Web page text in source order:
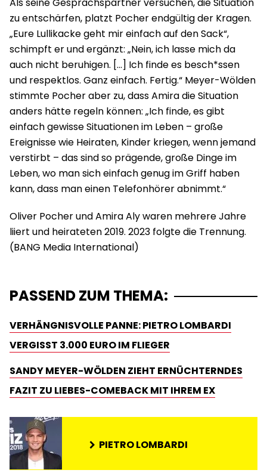
zu entschärfen, platzt Pocher endgültig der Kragen.
„Eure Lullikacke geht mir einfach auf den Sack“,
schimpft er und ergänzt: „Nein, ich lasse mich da
auch nicht beruhigen. […] Ich finde es besch*ssen
und respektlos. Ganz einfach. Fertig.“ Meyer-Wölden
stimmte Pocher aber zu, dass Amira die Situation
anders hätte regeln können: „Ich finde, es gibt
einfach gewisse Situationen im Leben – große
Ereignisse wie Heiraten, Kinder kriegen, wenn jemand
verstirbt – das sind so prägende, große Dinge im
Leben, wo man sich einfach genug im Griff haben
kann, dass man einen Telefonhörer abnimmt.“
Oliver Pocher und Amira Aly waren mehrere Jahre
liiert und heirateten 2019. 2023 folgte die Trennung.
PASSEND ZUM THEMA:
VERHÄNGNISVOLLE PANNE: PIETRO LOMBARDI
VERGISST 3.000 EURO IM FLIEGER
SANDY MEYER-WÖLDEN ZIEHT ERNÜCHTERNDES
FAZIT ZU LIEBES-COMEBACK MIT IHREM EX
PIETRO LOMBARDI